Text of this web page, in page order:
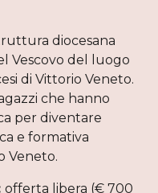
diocesana
Vescovo del luogo
di Vittorio Veneto.
che hanno
per diventare
e formativa
Veneto.
offerta libera (€ 700